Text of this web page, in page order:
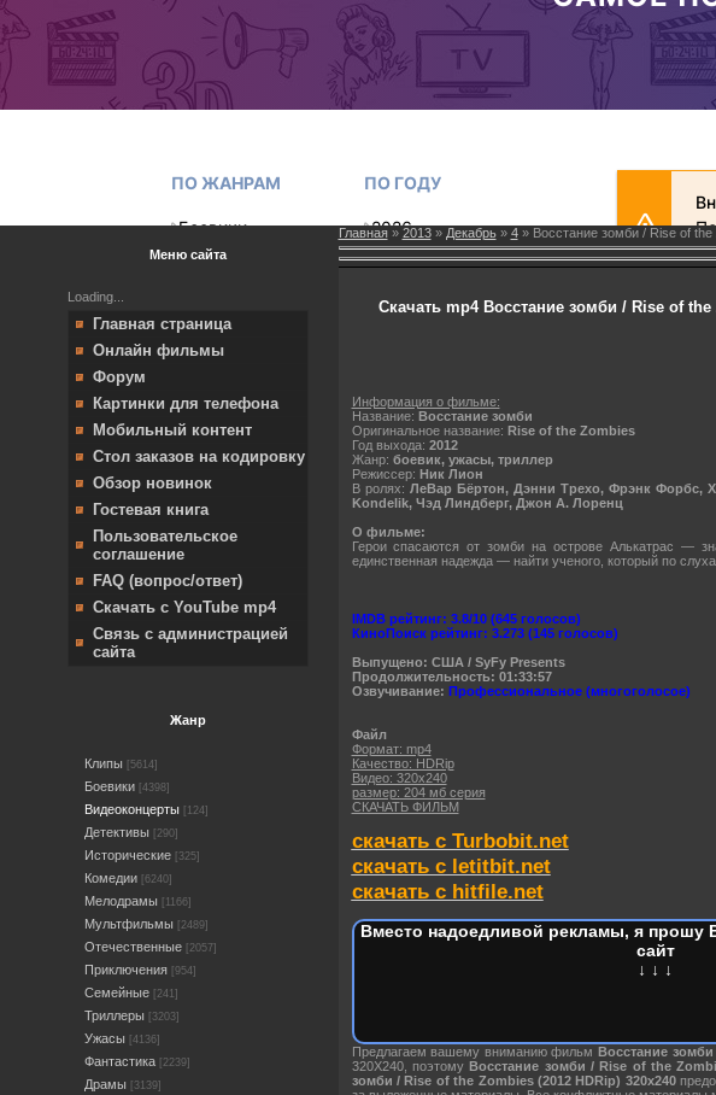
Меню сайта
Loading...
Главная страница
Онлайн фильмы
Форум
Картинки для телефона
Мобильный контент
Стол заказов на кодировку
Обзор новинок
Гостевая книга
Пользовательское
соглашение
FAQ (вопрос/ответ)
Скачать с YouTube mp4
Связь с администрацией
сайта
Жанр
Клипы [5614]
Боевики [4398]
Видеоконцерты [124]
Детективы [290]
Исторические [325]
Комедии [6240]
Мелодрамы [1166]
Мультфильмы [2489]
Отечественные [2057]
Приключения [954]
Семейные [241]
Триллеры [3203]
Ужасы [4136]
Фантастика [2239]
Драмы [3139]
Главная» 2013 » Декабрь » 4» Восстание зомби / Rise of
Скачать mp4 Восстание зомби / Rise of the
Информация о фильме:
Название: Восстание зомби
Оригинальное название: Rise of the Zombies
Год выхода: 2012
Жанр: боевик, ужасы, триллер
Режиссер: Ник Лион
В ролях: ЛеВар Бёртон, Дэнни Трехо, Фрэнк Форбс,
Kondelik, Чэд Линдберг, Джон А. Лоренц
О фильме:
Герои спасаются от зомби на острове Алькатрас —
единственная надежда — найти ученого, который по
IMDB рейтинг: 3.8/10 (645 голосов)
КиноПоиск рейтинг: 3.273 (145 голосов)
Выпущено: США / SyFy Presents
Продолжительность: 01:33:57
Озвучивание: Профессиональное (многоголосое)
Файл
Формат: mp4
Качество: HDRip
Видео: 320х240
размер: 204 мб серия
СКАЧАТЬ ФИЛЬМ
скачать с Turbobit.net
скачать с letitbit.net
скачать с hitfile.net
Вместо надоедливой рекламы, я прошу
сайт
↓ ↓ ↓
Предлагаем вашему вниманию фильмВосстание
320X240, поэтомуВосстание зомби / Rise of the
зомби / Rise of the Zombies (2012 HDRip) 320х240